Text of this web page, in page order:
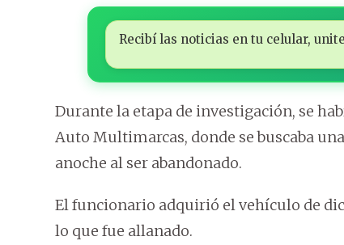
Recibí las noticias en tu celular,
Durante la etapa de investigación, se
Auto Multimarcas, donde se buscaba
anoche al ser abandonado.
El funcionario adquirió el vehículo de
lo que fue allanado.